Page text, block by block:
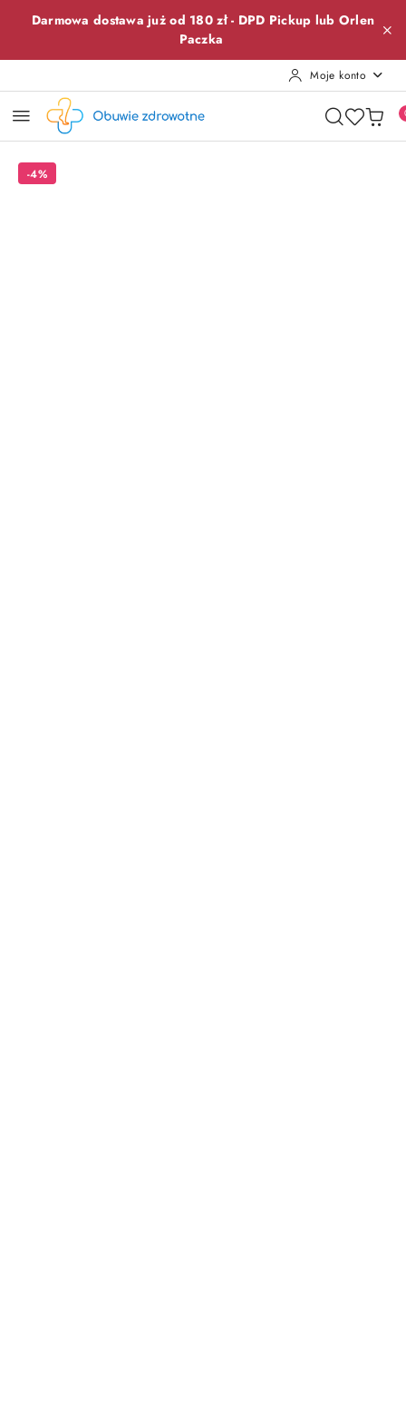
Przejdź do treści głównej
Przejdź do wyszukiwarki
Przejdź do moje konto
Przejdź do menu głównego
Przejdź do opisu produktu
Przejdź do stopki
Darmowa dostawa już od 180 zł - DPD Pickup lub Orlen
Paczka
Moje konto
-4%